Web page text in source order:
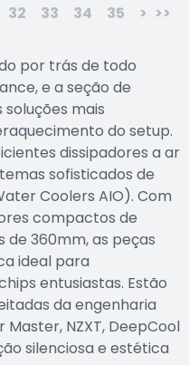
32 33 34 35 > >>
por trás de todo
e a seção de
mais
do setup.
dissipadores a ar
sofisticados de
Coolers AIO). Com
compactos de
360mm, as peças
ideal para
entusiastas. Estão
da engenharia
NZXT, DeepCool
silenciosa e estética